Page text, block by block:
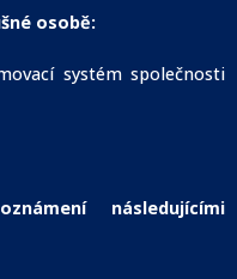
osobě:
systém společnosti
následujícími